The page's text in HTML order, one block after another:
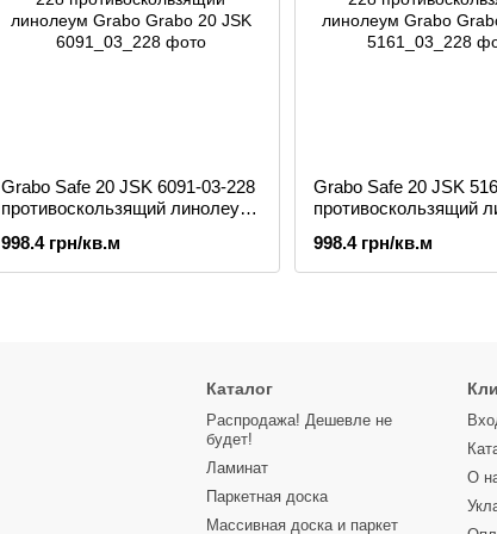
Grabo Safe 20 JSK 6091-03-228
противоскользящий линолеум
998.4 грн/кв.м
Grabo Safe 20 JSK
противоскользящий
998.4 грн/кв.м
Каталог
Распродажа! Дешевле не
будет!
Ламинат
Паркетная доска
Массивная доска и паркет
О